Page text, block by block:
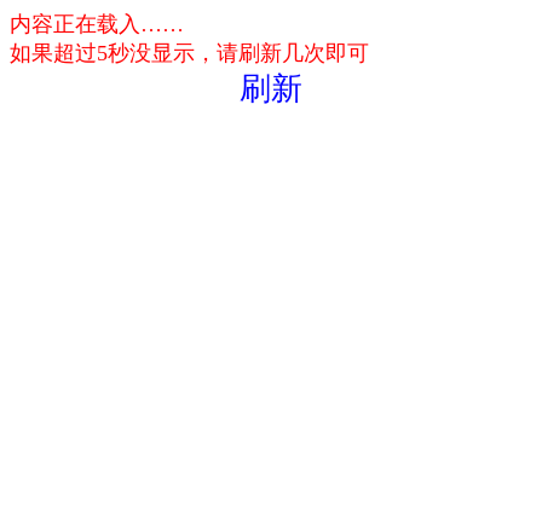
内容正在载入……
如果超过5秒没显示，请刷新几次即可
刷新